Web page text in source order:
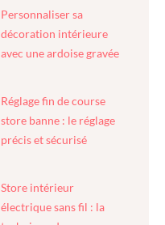
Personnaliser sa
décoration intérieure
avec une ardoise gravée
Réglage fin de course
store banne : le réglage
précis et sécurisé
Store intérieur
électrique sans fil : la